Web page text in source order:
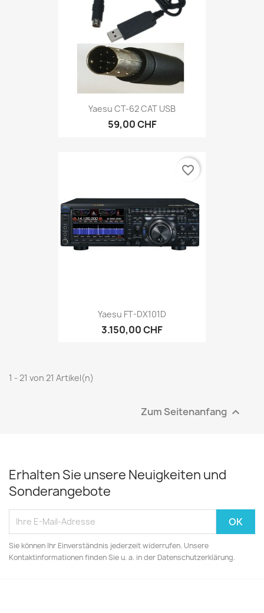
Yaesu CT-62 CAT USB
59,00 CHF
Yaesu FT-DX101D
3.150,00 CHF
favorite_border
1 - 21 von 21 Artikel(n)
Zum Seitenanfang 
Erhalten Sie unsere Neuigkeiten und
Sonderangebote
Sie können Ihr Einverständnis jederzeit widerrufen. Unsere
Kontaktinformationen finden Sie u. a. in der Datenschutzerklärung.